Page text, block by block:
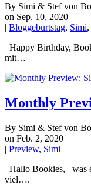
By Simi & Stef von
on Sep. 10, 2020
| Bloggeburtstag, Simi,
Happy Birthday,
mit…
Monthly
By Simi & Stef von
on Feb. 2, 2020
| Preview, Simi
Hallo Bookies, was
viel….